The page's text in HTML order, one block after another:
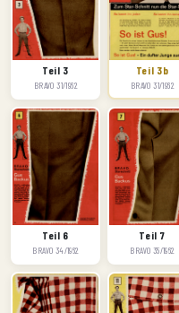
Teil 3
BRAVO 31/1962
Teil 3b
BRAVO 31/1962
Teil 6
BRAVO 34/1962
Teil 7
BRAVO 35/1962